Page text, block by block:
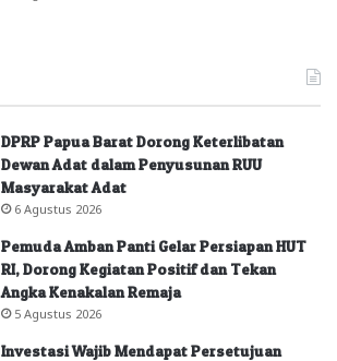
DPRP Papua Barat Dorong Keterlibatan
Dewan Adat dalam Penyusunan RUU
Masyarakat Adat
6 Agustus 2026
Pemuda Amban Panti Gelar Persiapan HUT
RI, Dorong Kegiatan Positif dan Tekan
Angka Kenakalan Remaja
5 Agustus 2026
Investasi Wajib Mendapat Persetujuan